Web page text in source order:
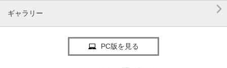
ギャラリー 
PC版を見る